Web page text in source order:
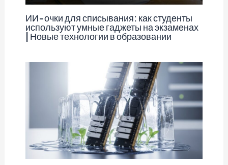
ИИ-очки для списывания: как студенты
используют умные гаджеты на экзаменах
| Новые технологии в образовании